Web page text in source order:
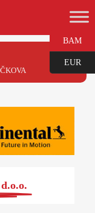
BAM
EUR